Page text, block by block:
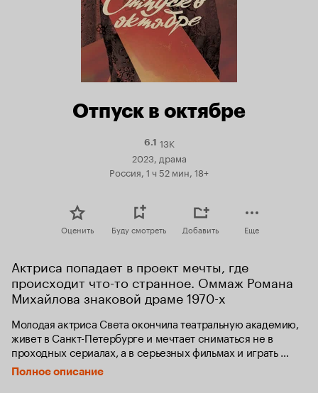
Отпуск в октябре
6.1Рейтинг
Кинопоиска
6.1
13K
2023, драма
Россия, 1 ч 52 мин, 18+
Оценить Буду смотреть Добавить Еще
Актриса попадает в проект мечты, где
происходит что-то странное. Оммаж Романа
Михайлова знаковой драме 1970-х
Молодая актриса Света окончила театральную академию,
живет в Санкт-Петербурге и мечтает сниматься не в
проходных сериалах, а в серьезных фильмах и играть
серьезные роли. Ей везет, она попадает в болливудский
проект, в котором собраны звезды кино, лучшие диджеи
Полное описание